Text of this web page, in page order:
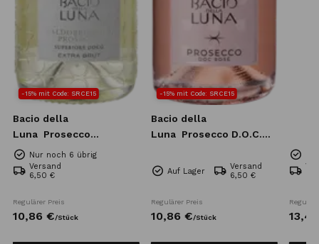
-15% mit Code: SRCE15
Bacio della
Luna Prosecco
Superiore DOCG Extra
Brut 0,75l
Nur noch 6 übrig
Versand
6,50 €
Regulärer Preis
10,86 €/Stück
-15% mit Code: SRCE15
Bacio della
Luna Prosecco D.O.C.
Auf Lager
Versand
6,50 €
Regulärer Preis
10,86 €/Stück 13,42